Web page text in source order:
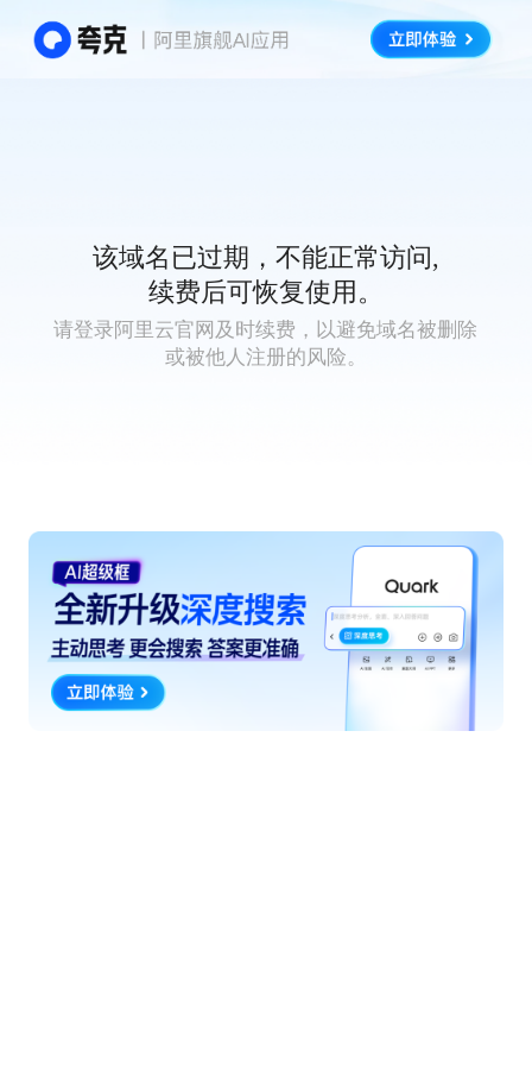
该域名已过期，不能正常访问,
续费后可恢复使用。
请登录阿里云官网及时续费，以避免域名被删除
或被他人注册的风险。